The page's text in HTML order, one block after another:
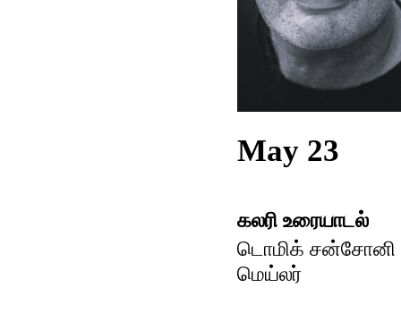
May 23
கலரி உரையாடல்
டொமிக் சன்சோனி
மெய்லர்